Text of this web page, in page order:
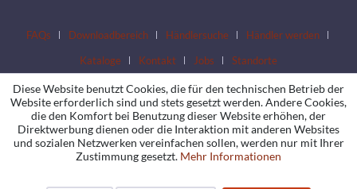
FAQs Downloadbereich Händlersuche
Händler werden
Kataloge
Kontakt Jobs Standorte
Diese Website benutzt Cookies, die für den technischen Betrieb der
Website erforderlich sind und stets gesetzt werden. Andere Cookies,
die den Komfort bei Benutzung dieser Website erhöhen, der
Direktwerbung dienen oder die Interaktion mit anderen Websites
und sozialen Netzwerken vereinfachen sollen, werden nur mit Ihrer
Zustimmung gesetzt. Mehr Informationen